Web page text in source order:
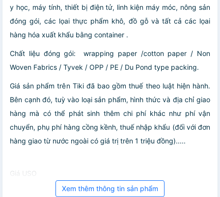
y học, máy tính, thiết bị điện tử, linh kiện máy móc, nông sản
đóng gói, các lọai thực phẩm khô, đồ gỗ và tất cả các lọai
hàng hóa xuất khẩu bằng container .
Chất liệu đóng gói:
wrapping paper /cotton paper / Non
Woven Fabrics / Tyvek / OPP / PE / Du Pond type packing.
Giá sản phẩm trên Tiki đã bao gồm thuế theo luật hiện hành.
Bên cạnh đó, tuỳ vào loại sản phẩm, hình thức và địa chỉ giao
hàng mà có thể phát sinh thêm chi phí khác như phí vận
chuyển, phụ phí hàng cồng kềnh, thuế nhập khẩu (đối với đơn
hàng giao từ nước ngoài có giá trị trên 1 triệu đồng).....
Giá USO
Xem thêm thông tin sản phẩm